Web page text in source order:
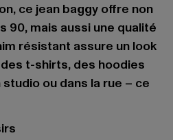
ce jean baggy offre non
90, mais aussi une qualité
résistant assure un look
t-shirts, des hoodies
ou dans la rue – ce